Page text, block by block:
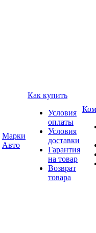
Марки
Авто
Как купить
Условия
оплаты
Условия
доставки
Гарантия
на товар
Возврат
товара